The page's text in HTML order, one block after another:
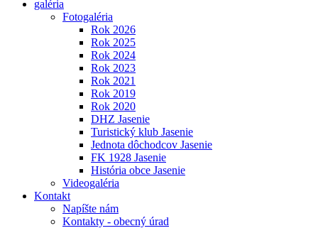
galéria
Fotogaléria
Rok 2026
Rok 2025
Rok 2024
Rok 2023
Rok 2021
Rok 2019
Rok 2020
DHZ Jasenie
Turistický klub Jasenie
Jednota dôchodcov Jasenie
FK 1928 Jasenie
História obce Jasenie
Videogaléria
Kontakt
Napíšte nám
Kontakty - obecný úrad